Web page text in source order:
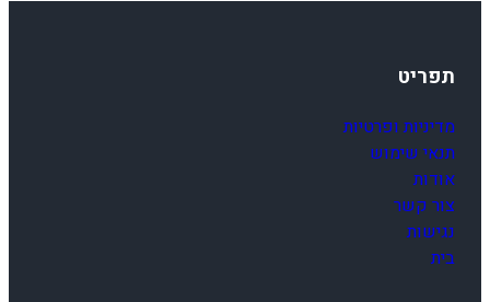
8
תפריט
מדיניות ופרטיות
תנאי שימוש
אודות
צור קשר
נגישות
בית